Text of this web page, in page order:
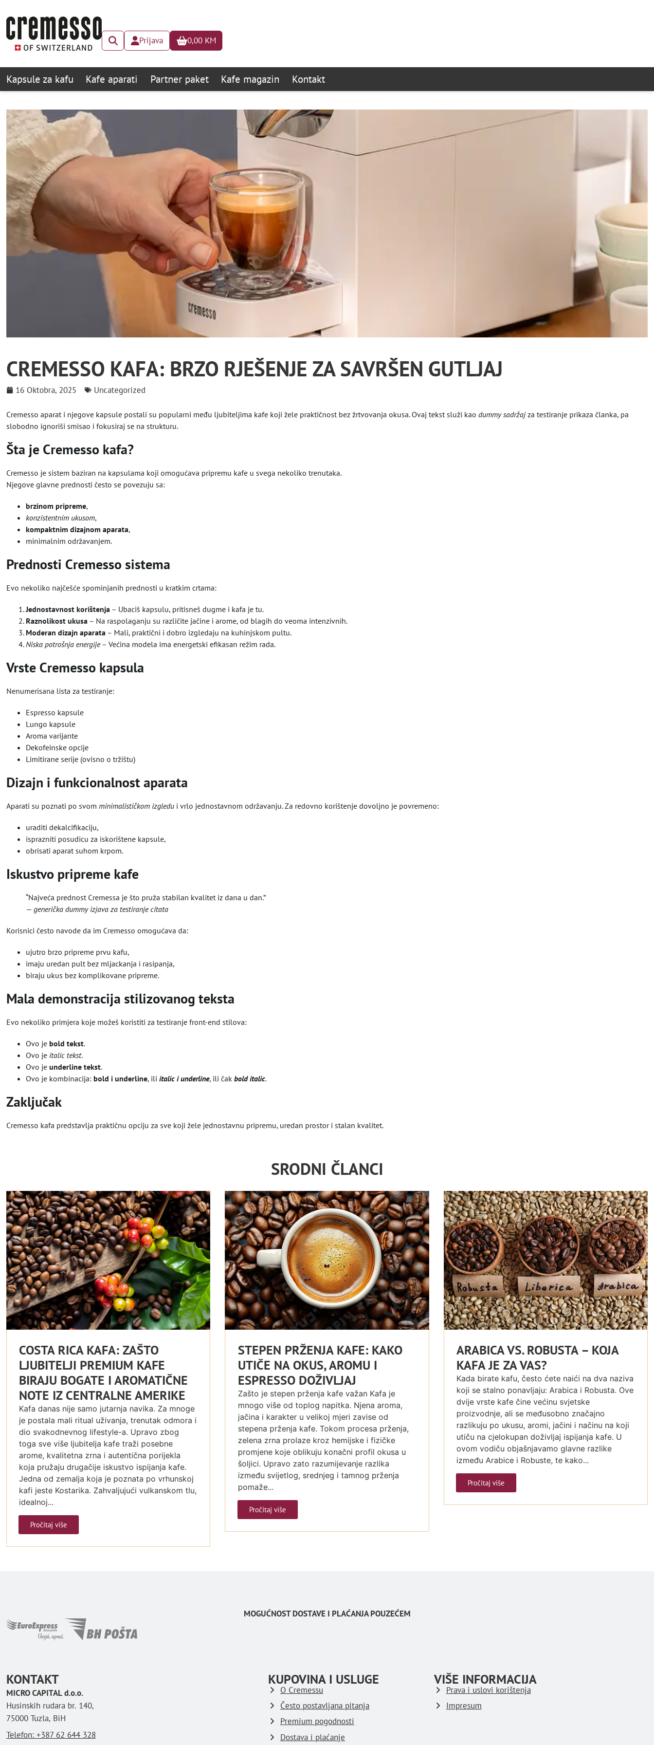
Prijava 0,00 KM
Kapsule za kafu Kafe aparati Partner paket Kafe magazin Kontakt
CREMESSO KAFA: BRZO RJEŠENJE ZA SAVRŠEN GUTLJAJ
16 Oktobra, 2025 Uncategorized
Cremesso aparat i njegove kapsule postali su popularni među ljubiteljima kafe koji žele praktičnost bez žrtvovanja okusa. Ovaj tekst služi kao dummy sadržajza testiranje prikaza članka, pa
slobodno ignoriši smisao i fokusiraj se na strukturu.
Šta je Cremesso kafa?
Cremesso je sistem baziran na kapsulama koji omogućava pripremu kafe u svega nekoliko trenutaka.
Njegove glavne prednosti često se povezuju sa:
brzinom pripreme,
konzistentnim ukusom,
kompaktnim dizajnom aparata,
minimalnim održavanjem.
Prednosti Cremesso sistema
Evo nekoliko najčešće spominjanih prednosti u kratkim crtama:
Jednostavnost korištenja– Ubaciš kapsulu, pritisneš dugme i kafa je tu.
Raznolikost ukusa– Na raspolaganju su različite jačine i arome, od blagih do veoma intenzivnih.
Moderan dizajn aparata– Mali, praktični i dobro izgledaju na kuhinjskom pultu.
Niska potrošnja energije– Većina modela ima energetski efikasan režim rada.
Vrste Cremesso kapsula
Nenumerisana lista za testiranje:
Espresso kapsule
Lungo kapsule
Aroma varijante
Dekofeinske opcije
Limitirane serije (ovisno o tržištu)
Dizajn i funkcionalnost aparata
Aparati su poznati po svom minimalističkom izgledui vrlo jednostavnom održavanju. Za redovno korištenje dovoljno je povremeno:
uraditi dekalcifikaciju,
isprazniti posudicu za iskorištene kapsule,
obrisati aparat suhom krpom.
Iskustvo pripreme kafe
“Najveća prednost Cremessa je što pruža stabilan kvalitet iz dana u dan.”
— generička dummy izjava za testiranje citata
Korisnici često navode da im Cremesso omogućava da:
ujutro brzo pripreme prvu kafu,
imaju uredan pult bez mljackanja i rasipanja,
biraju ukus bez komplikovane pripreme.
Mala demonstracija stilizovanog teksta
Evo nekoliko primjera koje možeš koristiti za testiranje front-end stilova:
Ovo je bold tekst.
Ovo je italic tekst.
Ovo je underline tekst.
Ovo je kombinacija: bold i underline, ili italic i underline, ili čak bold italic.
Zaključak
Cremesso kafa predstavlja praktičnu opciju za sve koji žele jednostavnu pripremu, uredan prostor i stalan kvalitet.
SRODNI ČLANCI
COSTA RICA KAFA: ZAŠTO
LJUBITELJI PREMIUM KAFE
BIRAJU BOGATE I AROMATIČNE
NOTE IZ CENTRALNE AMERIKE
Kafa danas nije samo jutarnja navika. Za mnoge
je postala mali ritual uživanja, trenutak odmora i
dio svakodnevnog lifestyle-a. Upravo zbog
toga sve više ljubitelja kafe traži posebne
arome, kvalitetna zrna i autentična porijekla
koja pružaju drugačije iskustvo ispijanja kafe.
Jedna od zemalja koja je poznata po vrhunskoj
kafi jeste Kostarika. Zahvaljujući vulkanskom tlu,
idealnoj...
Pročitaj više
STEPEN PRŽENJA KAFE: KAKO
UTIČE NA OKUS, AROMU I
ESPRESSO DOŽIVLJAJ
Zašto je stepen prženja kafe važan Kafa je
mnogo više od toplog napitka. Njena aroma,
jačina i karakter u velikoj mjeri zavise od
stepena prženja kafe. Tokom procesa prženja,
zelena zrna prolaze kroz hemijske i fizičke
promjene koje oblikuju konačni profil okusa u
šoljici. Upravo zato razumijevanje razlika
između svijetlog, srednjeg i tamnog prženja
pomaže...
Pročitaj više
ARABICA VS. ROBUSTA – KOJA
KAFA JE ZA VAS?
Kada birate kafu, često ćete naići na dva naziva
koji se stalno ponavljaju: Arabica i Robusta. Ove
dvije vrste kafe čine većinu svjetske
proizvodnje, ali se međusobno značajno
razlikuju po ukusu, aromi, jačini i načinu na koji
utiču na cjelokupan doživljaj ispijanja kafe. U
ovom vodiču objašnjavamo glavne razlike
između Arabice i Robuste, te kako...
Pročitaj više
MOGUĆNOST DOSTAVE I PLAĆANJA POUZEĆEM
KONTAKT
MICRO CAPITAL d.o.o.
Husinskih rudara br. 140,
75000 Tuzla, BiH
Telefon: ‪+387 62 644 328
KUPOVINA I USLUGE
O Cremessu
Često postavljana pitanja
Premium pogodnosti
Dostava i plaćanje
VIŠE INFORMACIJA
Prava i uslovi korištenja
Impresum